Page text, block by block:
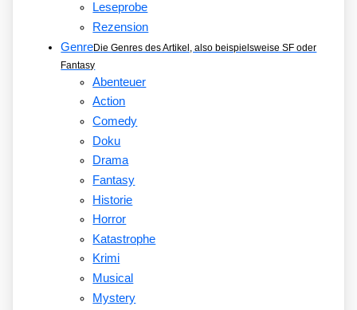
Leseprobe
Rezension
GenreDie Genres des Artikel, also beispielsweise SF oder
Fantasy
Abenteuer
Action
Comedy
Doku
Drama
Fantasy
Historie
Horror
Katastrophe
Krimi
Musical
Mystery